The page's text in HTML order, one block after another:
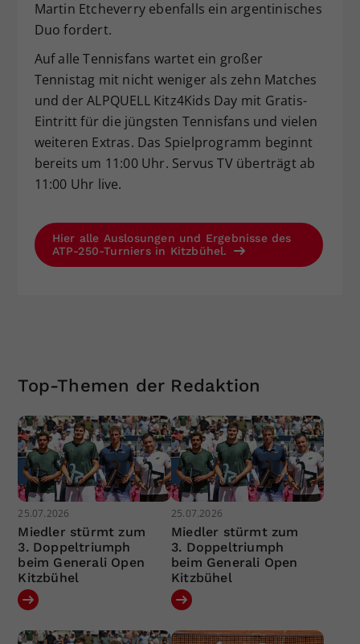
Martin Etcheverry ebenfalls ein argentinisches
Duo fordert.
Auf alle Tennisfans wartet ein großer
Tennistag mit nicht weniger als zehn Matches
und der ALPQUELL Kitz4Kids Day mit Gratis-
Eintritt für die jüngsten Tennisfans und vielen
weiteren Extras. Das Spielprogramm beginnt
bereits um 11:00 Uhr. Servus TV überträgt ab
11:00 Uhr live.
Hier alle Auslosungen und Ergebnisse des
ATP-250-Turniers in Kitzbühel.
Top-Themen der Redaktion
25.07.2026
Miedler stürmt zum
3. Doppeltriumph
beim Generali Open
Kitzbühel
25.07.2026
Miedler stürmt zum
3. Doppeltriumph
beim Generali Open
Kitzbühel